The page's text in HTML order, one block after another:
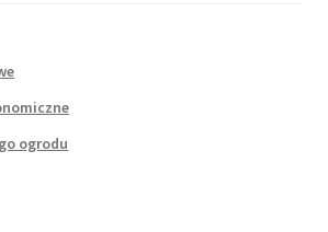
ogrodu